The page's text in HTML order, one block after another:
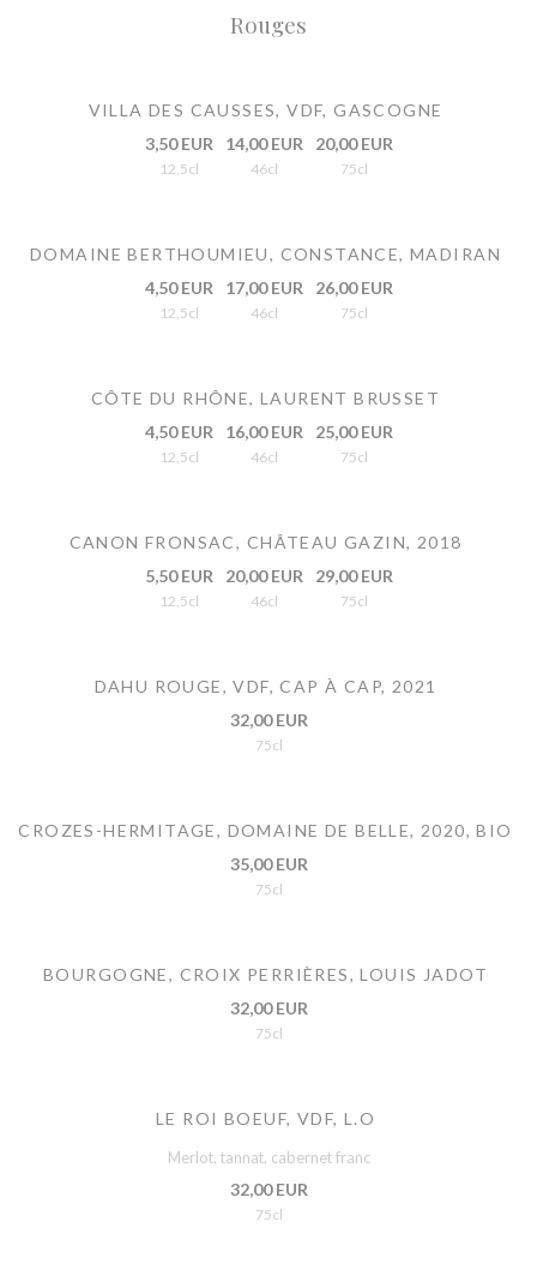
Rouges
VILLA DES CAUSSES, VDF, GASCOGNE
3,50 EUR
12,5cl
14,00 EUR
46cl
20,00 EUR
75cl
DOMAINE BERTHOUMIEU, CONSTANCE, MADIRAN
4,50 EUR
12,5cl
17,00 EUR
46cl
26,00 EUR
75cl
CÔTE DU RHÔNE, LAURENT BRUSSET
4,50 EUR
12,5cl
16,00 EUR
46cl
25,00 EUR
75cl
CANON FRONSAC, CHÂTEAU GAZIN, 2018
5,50 EUR
12,5cl
20,00 EUR
46cl
29,00 EUR
75cl
DAHU ROUGE, VDF, CAP À CAP, 2021
32,00 EUR
75cl
CROZES-HERMITAGE, DOMAINE DE BELLE, 2020, BIO
35,00 EUR
75cl
BOURGOGNE, CROIX PERRIÈRES, LOUIS JADOT
32,00 EUR
75cl
LE ROI BOEUF, VDF, L.O
Merlot, tannat, cabernet franc
32,00 EUR
75cl